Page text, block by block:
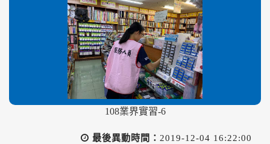
108業界實習-6
最後異動時間： 2019-12-04 16:22:00